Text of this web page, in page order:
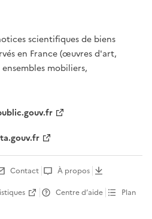
scientifiques de biens
en France (œuvres d'art,
mobiliers,
Contact
À propos
Centre d’aide
Plan